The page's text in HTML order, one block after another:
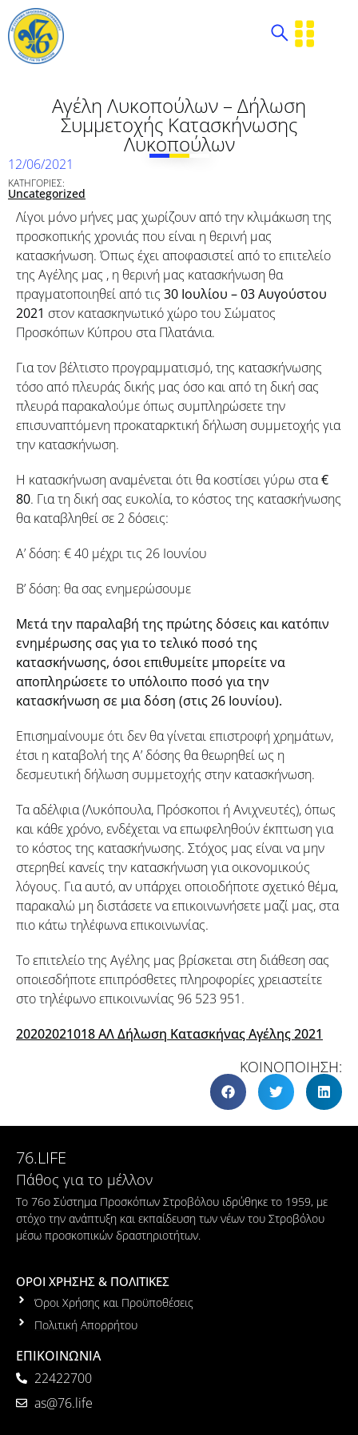
Αγέλη Λυκοπούλων – Δήλωση
Συμμετοχής Κατασκήνωσης
Λυκοπούλων
12/06/2021
ΚΑΤΗΓΟΡΙΕΣ:
Uncategorized
Λίγοι μόνο μήνες μας χωρίζουν από την κλιμάκωση της
προσκοπικής χρονιάς που είναι η θερινή μας
κατασκήνωση. Όπως έχει αποφασιστεί από το επιτελείο
της Αγέλης μας , η θερινή μας κατασκήνωση θα
πραγματοποιηθεί από τις 30 Ιουλίου – 03 Αυγούστου
2021 στον κατασκηνωτικό χώρο του Σώματος
Προσκόπων Κύπρου στα Πλατάνια.
Για τον βέλτιστο προγραμματισμό, της κατασκήνωσης
τόσο από πλευράς δικής μας όσο και από τη δική σας
πλευρά παρακαλούμε όπως συμπληρώσετε την
επισυναπτόμενη προκαταρκτική δήλωση συμμετοχής για
την κατασκήνωση.
Η κατασκήνωση αναμένεται ότι θα κοστίσει γύρω στα€
80. Για τη δική σας ευκολία, το κόστος της κατασκήνωσης
θα καταβληθεί σε 2 δόσεις:
Α’ δόση: € 40 μέχρι τις 26 Ιουνίου
Β’ δόση: θα σας ενημερώσουμε
Μετά την παραλαβή της πρώτης δόσεις και κατόπιν
ενημέρωσης σας για το τελικό ποσό της
κατασκήνωσης, όσοι επιθυμείτε μπορείτε να
αποπληρώσετε το υπόλοιπο ποσό για την
κατασκήνωση σε μια δόση (στις 26 Ιουνίου).
Επισημαίνουμε ότι δεν θα γίνεται επιστροφή χρημάτων,
έτσι η καταβολή της Α’ δόσης θα θεωρηθεί ως η
δεσμευτική δήλωση συμμετοχής στην κατασκήνωση.
Τα αδέλφια (Λυκόπουλα, Πρόσκοποι ή Ανιχνευτές), όπως
και κάθε χρόνο, ενδέχεται να επωφεληθούν έκπτωση για
το κόστος της κατασκήνωσης. Στόχος μας είναι να μην
στερηθεί κανείς την κατασκήνωση για οικονομικούς
λόγους. Για αυτό, αν υπάρχει οποιοδήποτε σχετικό θέμα,
παρακαλώ μη διστάσετε να επικοινωνήσετε μαζί μας, στα
πιο κάτω τηλέφωνα επικοινωνίας.
Το επιτελείο της Αγέλης μας βρίσκεται στη διάθεση σας
οποιεσδήποτε επιπρόσθετες πληροφορίες χρειαστείτε
στο τηλέφωνο επικοινωνίας 96 523 951.
20202021018 ΑΛ Δήλωση Κατασκήνας Αγέλης 2021
ΚΟΙΝΟΠΟΙΗΣΗ:
76.LIFE
Πάθος για το μέλλον
Το 76ο Σύστημα Προσκόπων Στροβόλου ιδρύθηκε το 1959, με
στόχο την ανάπτυξη και εκπαίδευση των νέων του Στροβόλου
μέσω προσκοπικών δραστηριοτήτων.
ΟΡΟΙ ΧΡΗΣΗΣ & ΠΟΛΙΤΙΚΕΣ
Όροι Χρήσης και Προϋποθέσεις
Πολιτική Απορρήτου
ΕΠΙΚΟΙΝΩΝΙΑ
22422700
as@76.life